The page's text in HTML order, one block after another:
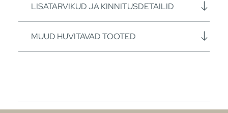
LISATARVIKUD JA KINNITUSDETAILID
MUUD HUVITAVAD TOOTED